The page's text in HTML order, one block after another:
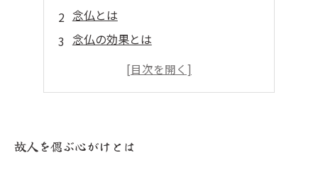
念仏とは
念仏の効果とは
お墓を守る方法とは
故人を偲ぶ心がけとは